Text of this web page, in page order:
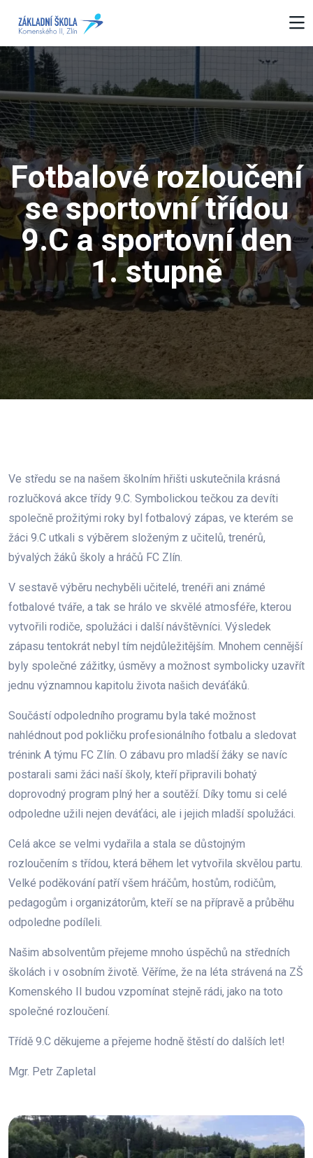
Fotbalové rozloučení
se sportovní třídou
9.C a sportovní den
1. stupně
Ve středu se na našem školním hřišti uskutečnila krásná
rozlučková akce třídy 9.C. Symbolickou tečkou za devíti
společně prožitými roky byl fotbalový zápas, ve kterém se
žáci 9.C utkali s výběrem složeným z učitelů, trenérů,
bývalých žáků školy a hráčů FC Zlín.
V sestavě výběru nechyběli učitelé, trenéři ani známé
fotbalové tváře, a tak se hrálo ve skvělé atmosféře, kterou
vytvořili rodiče, spolužáci i další návštěvníci. Výsledek
zápasu tentokrát nebyl tím nejdůležitějším. Mnohem cennější
byly společné zážitky, úsměvy a možnost symbolicky uzavřít
jednu významnou kapitolu života našich deváťáků.
Součástí odpoledního programu byla také možnost
nahlédnout pod pokličku profesionálního fotbalu a sledovat
trénink A týmu FC Zlín. O zábavu pro mladší žáky se navíc
postarali sami žáci naší školy, kteří připravili bohatý
doprovodný program plný her a soutěží. Díky tomu si celé
odpoledne užili nejen deváťáci, ale i jejich mladší spolužáci.
Celá akce se velmi vydařila a stala se důstojným
rozloučením s třídou, která během let vytvořila skvělou partu.
Velké poděkování patří všem hráčům, hostům, rodičům,
pedagogům i organizátorům, kteří se na přípravě a průběhu
odpoledne podíleli.
Našim absolventům přejeme mnoho úspěchů na středních
školách i v osobním životě. Věříme, že na léta strávená na ZŠ
Komenského II budou vzpomínat stejně rádi, jako na toto
společné rozloučení.
Třídě 9.C děkujeme a přejeme hodně štěstí do dalších let!
Mgr. Petr Zapletal